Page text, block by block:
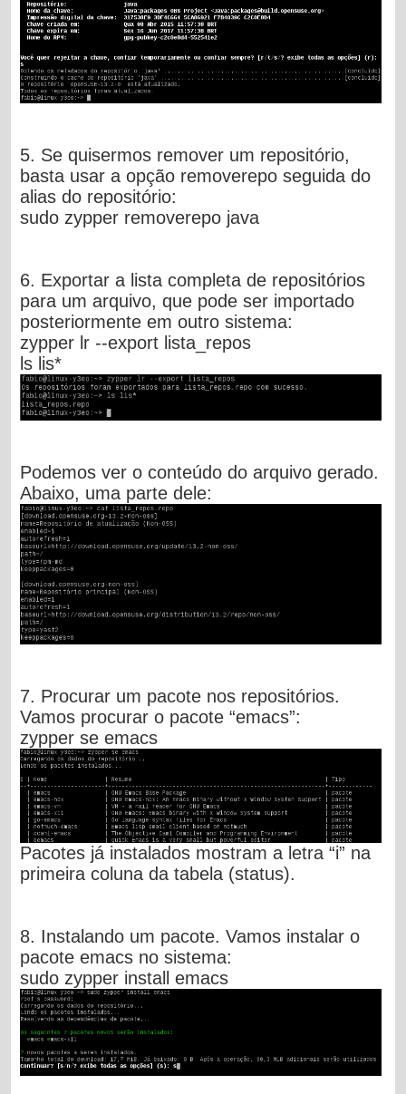
5. Se quisermos remover um repositório,
basta usar a opção removerepo seguida do
alias do repositório:
sudo zypper removerepo java
6. Exportar a lista completa de repositórios
para um arquivo, que pode ser importado
posteriormente em outro sistema:
zypper lr --export lista_repos
ls lis*
Podemos ver o conteúdo do arquivo gerado.
Abaixo, uma parte dele:
7. Procurar um pacote nos repositórios.
Vamos procurar o pacote “emacs”:
zypper se emacs
Pacotes já instalados mostram a letra “i” na
primeira coluna da tabela (status).
8. Instalando um pacote. Vamos instalar o
pacote emacs no sistema:
sudo zypper install emacs